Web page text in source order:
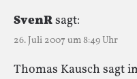
SvenRsagt:
26. Juli 2007 um 8:49 Uhr
Thomas Kausch sagt